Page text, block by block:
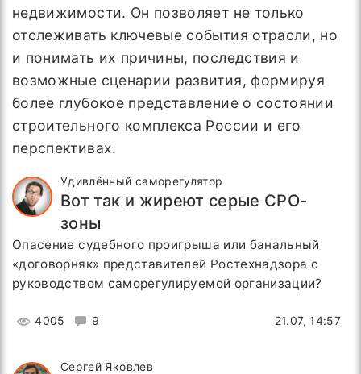
недвижимости. Он позволяет не только
отслеживать ключевые события отрасли, но
и понимать их причины, последствия и
возможные сценарии развития, формируя
более глубокое представление о состоянии
строительного комплекса России и его
перспективах.
Удивлённый саморегулятор
Вот так и жиреют серые СРО-
зоны
Опасение судебного проигрыша или банальный
«договорняк» представителей Ростехнадзора с
руководством саморегулируемой организации?
4005 9 21.07, 14:57
Сергей Яковлев